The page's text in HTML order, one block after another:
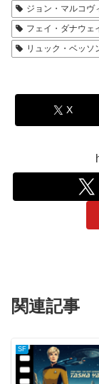
ジョン・マルコヴ
フェイ・ダナウェ
リュック・ベッソ
X
関連記事
SF